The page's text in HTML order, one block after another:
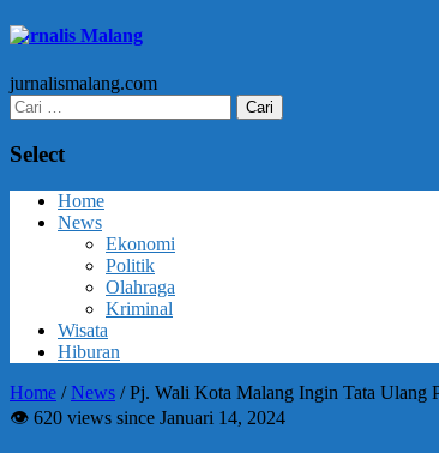
Jurnalis Malang
jurnalismalang.com
Cari
untuk:
Select
Home
News
Ekonomi
Politik
Olahraga
Kriminal
Wisata
Hiburan
Home /News /Pj. Wali Kota Malang Ingin Tata Ulang
👁 620 views since Januari 14, 2024